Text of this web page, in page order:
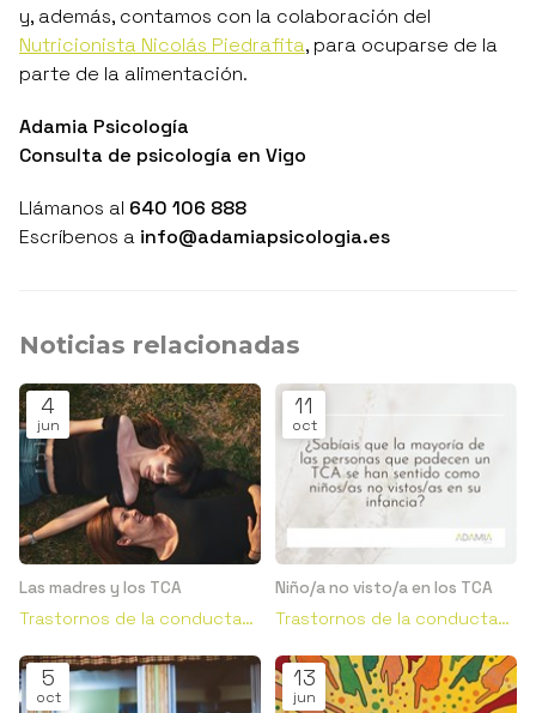
y, además, contamos con la colaboración del
Nutricionista Nicolás Piedrafita, para ocuparse de la
parte de la alimentación.
Adamia Psicología
Consulta de psicología en Vigo
Llámanos al 640 106 888
Escríbenos a info@adamiapsicologia.es
Noticias relacionadas
4
jun
Las madres y los TCA
Trastornos de la conducta
11
oct
Niño/a no visto/a en los TCA
Trastornos de la conducta
5
oct
13
jun